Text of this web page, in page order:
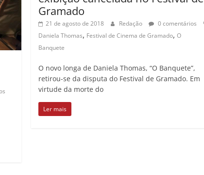
Gramado
21 de agosto de 2018 Redação
0 comentários
Daniela Thomas, Festival de Cinema de Gramado,O
Banquete
O novo longa de Daniela Thomas, “O Banquete”,
retirou-se da disputa do Festival de Gramado. Em
virtude da morte do
Ler mais